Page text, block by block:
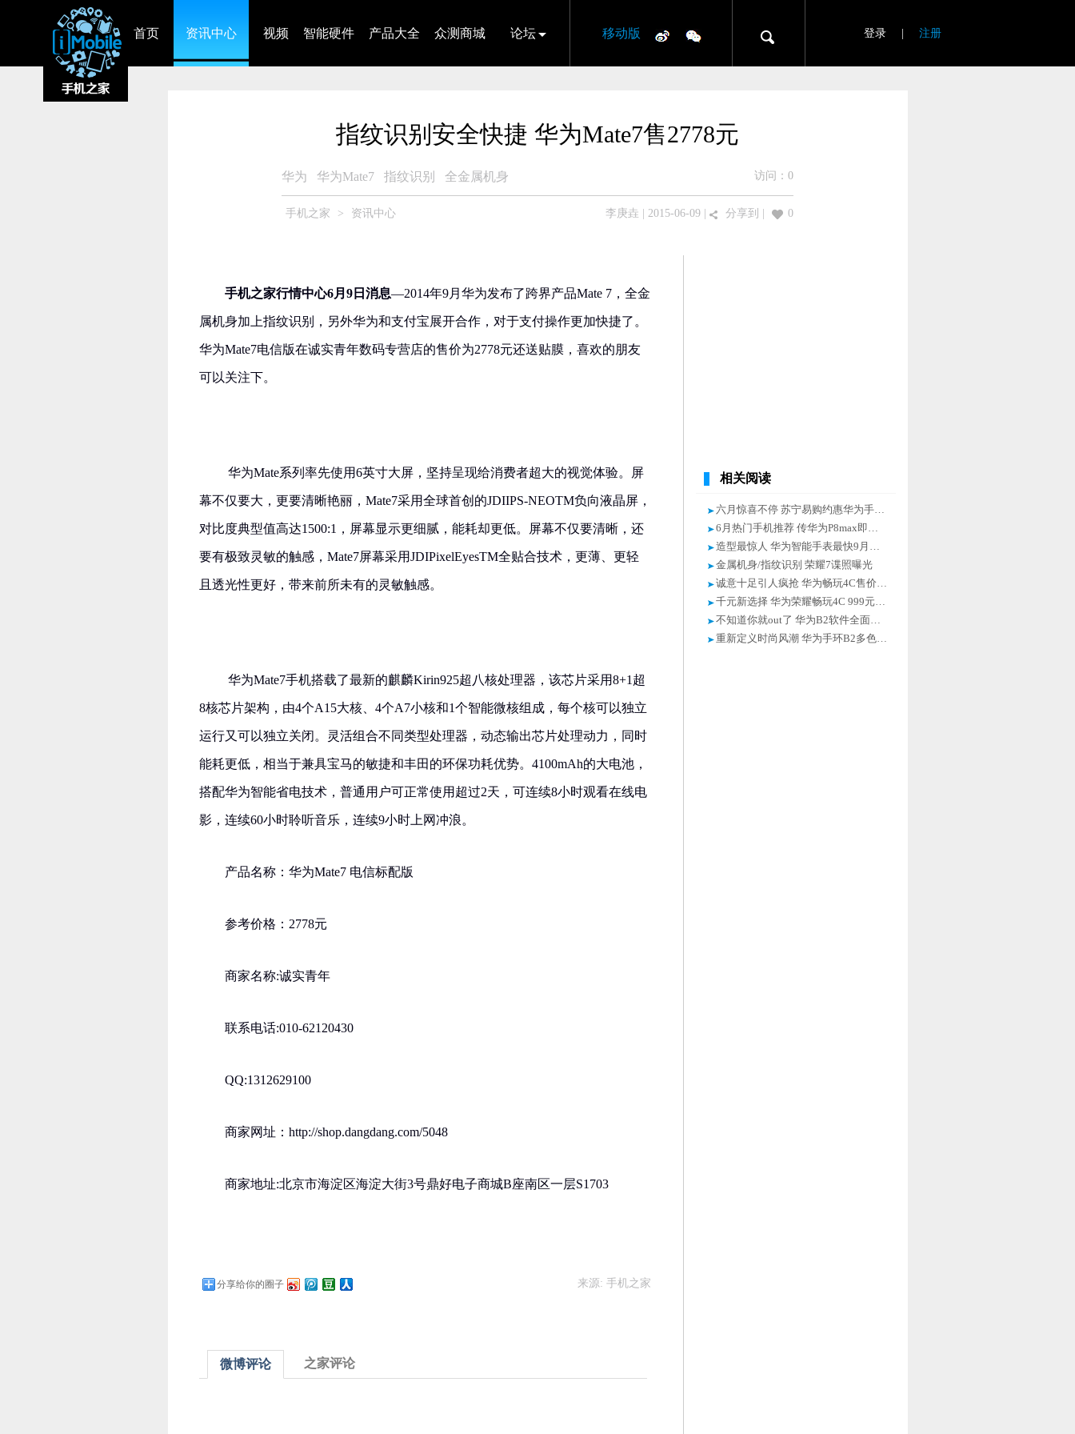
首页 资讯中心 视频 智能硬件 产品大全 众测商城 论坛 移动版 登录 注册
指纹识别安全快捷 华为Mate7售2778元
华为 华为Mate7 指纹识别 全金属机身 访问： 0
手机之家 > 资讯中心 李庚垚 | 2015-06-09 | 分享到 0
手机之家行情中心6月9日消息—2014年9月华为发布了跨界产品Mate 7，全金
属机身加上指纹识别，另外华为和支付宝展开合作，对于支付操作更加快捷了。
华为Mate7电信版在诚实青年数码专营店的售价为2778元还送贴膜，喜欢的朋友
可以关注下。
华为Mate系列率先使用6英寸大屏，坚持呈现给消费者超大的视觉体验。屏
幕不仅要大，更要清晰艳丽，Mate7采用全球首创的JDIIPS-NEOTM负向液晶屏，
对比度典型值高达1500:1，屏幕显示更细腻，能耗却更低。屏幕不仅要清晰，还
要有极致灵敏的触感，Mate7屏幕采用JDIPixelEyesTM全贴合技术，更薄、更轻
且透光性更好，带来前所未有的灵敏触感。
华为Mate7手机搭载了最新的麒麟Kirin925超八核处理器，该芯片采用8+1超
8核芯片架构，由4个A15大核、4个A7小核和1个智能微核组成，每个核可以独立
运行又可以独立关闭。灵活组合不同类型处理器，动态输出芯片处理动力，同时
能耗更低，相当于兼具宝马的敏捷和丰田的环保功耗优势。4100mAh的大电池，
搭配华为智能省电技术，普通用户可正常使用超过2天，可连续8小时观看在线电
影，连续60小时聆听音乐，连续9小时上网冲浪。
产品名称：华为Mate7 电信标配版
参考价格：2778元
商家名称:诚实青年
联系电话:010-62120430
QQ:1312629100
商家网址：http://shop.dangdang.com/5048
商家地址:北京市海淀区海淀大街3号鼎好电子商城B座南区一层S1703
分享给你的圈子 来源: 手机之家
微博评论 之家评论
相关阅读
六月惊喜不停 苏宁易购约惠华为手环B2
6月热门手机推荐 传华为P8max即将开卖
造型最惊人 华为智能手表最快9月上市
金属机身/指纹识别 荣耀7谍照曝光
诚意十足引人疯抢 华为畅玩4C售价1129
千元新选择 华为荣耀畅玩4C 999元开抢
不知道你就out了 华为B2软件全面升级
重新定义时尚风潮 华为手环B2多色齐发